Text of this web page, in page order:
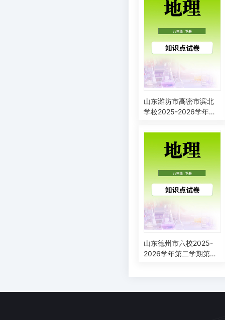
山东潍坊市高密市滨北
学校2025-2026学年八
地理检测题
山东德州市六校2025-
2026学年第二学期第一